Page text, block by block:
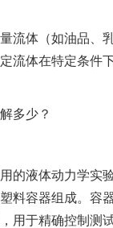
流体（如油品、
流体在特定条件
多少？
的液体动力学实
料容器组成。容
用于精确控制测